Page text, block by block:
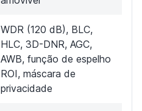
WDR (120 dB), BLC,
HLC, 3D-DNR, AGC,
AWB, função de espelho
ROI, máscara de
privacidade